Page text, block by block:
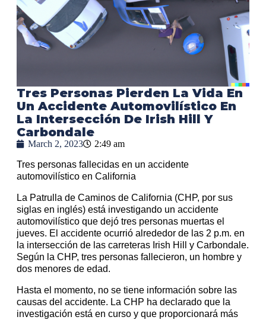
Tres Personas Pierden La Vida En
Un Accidente Automovilístico En
La Intersección De Irish Hill Y
Carbondale
March 2, 2023 2:49 am
Tres personas fallecidas en un accidente
automovilístico en California
La Patrulla de Caminos de California (CHP, por sus
siglas en inglés) está investigando un accidente
automovilístico que dejó tres personas muertas el
jueves. El accidente ocurrió alrededor de las 2 p.m. en
la intersección de las carreteras Irish Hill y Carbondale.
Según la CHP, tres personas fallecieron, un hombre y
dos menores de edad.
Hasta el momento, no se tiene información sobre las
causas del accidente. La CHP ha declarado que la
investigación está en curso y que proporcionará más